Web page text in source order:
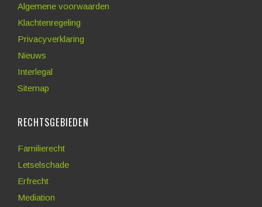
Algemene voorwaarden
Klachtenregeling
Privacyverklaring
Nieuws
Interlegal
Sitemap
RECHTSGEBIEDEN
Familierecht
Letselschade
Erfrecht
Mediation